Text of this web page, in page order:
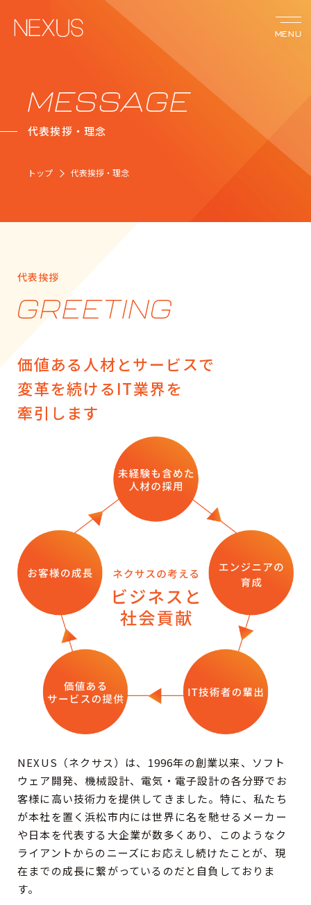
MENU
サービス
ネクサスの強み
事例紹介
お知らせ
RECRUIT
MESSAGE
代表挨拶・理念
トップ 代表挨拶・理念
代表挨拶
GREETING
価値ある人材とサービスで
変革を続けるIT業界を
牽引します
NEXUS（ネクサス）は、1996年の創業以来、ソフト
ウェア開発、機械設計、電気・電子設計の各分野でお
客様に高い技術力を提供してきました。特に、私たち
が本社を置く浜松市内には世界に名を馳せるメーカー
や日本を代表する大企業が数多くあり、このようなク
ライアントからのニーズにお応えし続けたことが、現
在までの成長に繋がっているのだと自負しておりま
す。